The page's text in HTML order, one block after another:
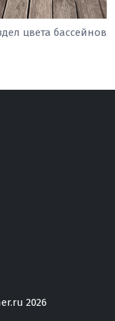
цвета бассейнов
2026